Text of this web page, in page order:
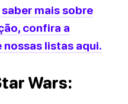
mais sobre
confira a
listas aqui.
Wars: